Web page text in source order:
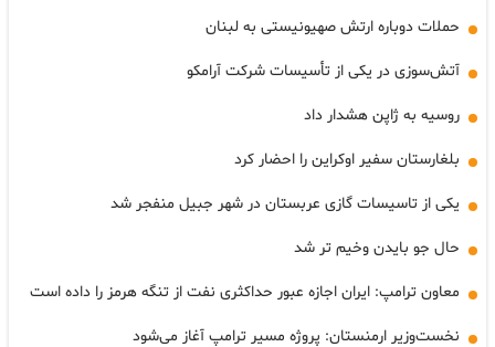
حملات دوباره ارتش صهیونیستی به لبنان
آتش‌سوزی در یکی از تأسیسات شرکت آرامکو
روسیه به ژاپن هشدار داد
بلغارستان سفیر اوکراین را احضار کرد
یکی از تاسیسات گازی عربستان در شهر جبیل منفجر شد
حال جو بایدن وخیم تر شد
معاون ترامپ: ایران اجازه عبور حداکثری نفت از تنگه هرمز را داده است
نخست‌وزیر ارمنستان: پروژه مسیر ترامپ آغاز می‌شود